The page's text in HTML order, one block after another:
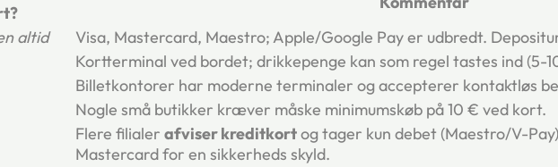
altid
Visa, Mastercard, Maestro; Apple/Google Pay er udbredt.
Kortterminal ved bordet; drikkepenge kan som regel tastes ind (5-
Billetkontorer har moderne terminaler og accepterer kontaktløs
Nogle små butikker kræver måske minimumskøb på 10 € ved kort.
Flere filialer afviser kreditkortog tager kun debet (Maestro/V-
Mastercard for en sikkerheds skyld.